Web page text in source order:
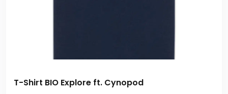
T-Shirt BIO Explore ft. Cynopod